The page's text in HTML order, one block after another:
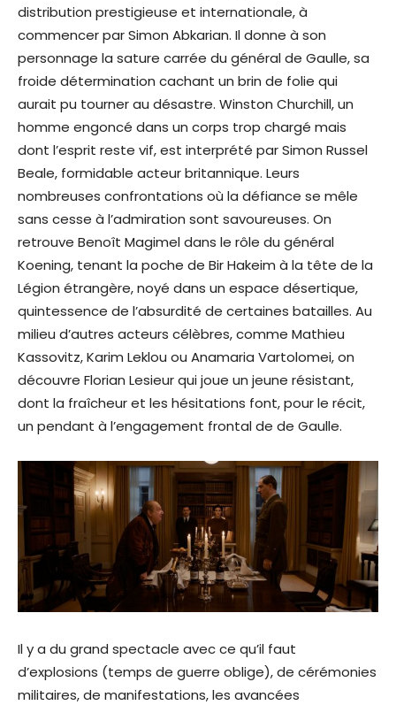
distribution prestigieuse et internationale, à
commencer par Simon Abkarian. Il donne à son
personnage la sature carrée du général de Gaulle, sa
froide détermination cachant un brin de folie qui
aurait pu tourner au désastre. Winston Churchill, un
homme engoncé dans un corps trop chargé mais
dont l’esprit reste vif, est interprété par Simon Russel
Beale, formidable acteur britannique. Leurs
nombreuses confrontations où la défiance se mêle
sans cesse à l’admiration sont savoureuses. On
retrouve Benoît Magimel dans le rôle du général
Koening, tenant la poche de Bir Hakeim à la tête de la
Légion étrangère, noyé dans un espace désertique,
quintessence de l’absurdité de certaines batailles. Au
milieu d’autres acteurs célèbres, comme Mathieu
Kassovitz, Karim Leklou ou Anamaria Vartolomei, on
découvre Florian Lesieur qui joue un jeune résistant,
dont la fraîcheur et les hésitations font, pour le récit,
un pendant à l’engagement frontal de de Gaulle.
Il y a du grand spectacle avec ce qu’il faut
d’explosions (temps de guerre oblige), de cérémonies
militaires, de manifestations, les avancées